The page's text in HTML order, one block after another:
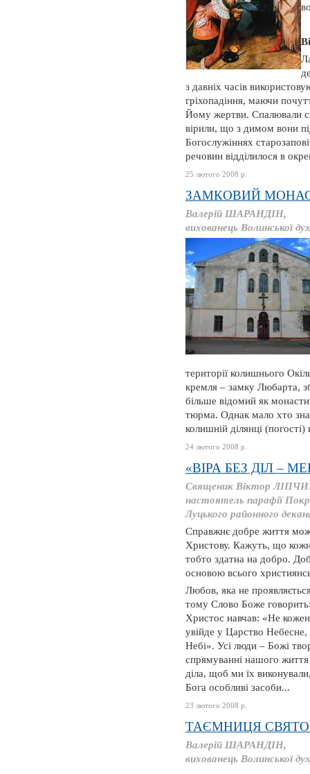
з давніх часів
гріхопадіння, маючи
Йому жертви. Спалювали
вірили, що з димом вони
Богослужіннях
речовин відділилося в
25 лютого 2008 р.
ЗАМКОВИЙ
Валерій ШАРАНДІН,
вихованець Волинської
території колишнього
кремля – замку Любарта,
більше відомий як
тюрма. Однак мало хто
колишній ділянці
24 лютого 2008 р.
«ВІРА БЕЗ ДІЛ –
Священик Віктор
настоятель парафії
Луцького районного
Справжнє добре життя
Христову. Кажуть, що
тобто здатна на добро.
основою всього
Любов, яка не
тому Слово Боже
Христос навчав: «Не
увійде у Царство
Небі». Усі люди – Божі
спрямуванні нашого
діла, щоб ми їх
Бога особливі засоби...
23 лютого 2008 р.
ТАЄМНИЦЯ
Валерій ШАРАНДІН,
вихованець Волинської